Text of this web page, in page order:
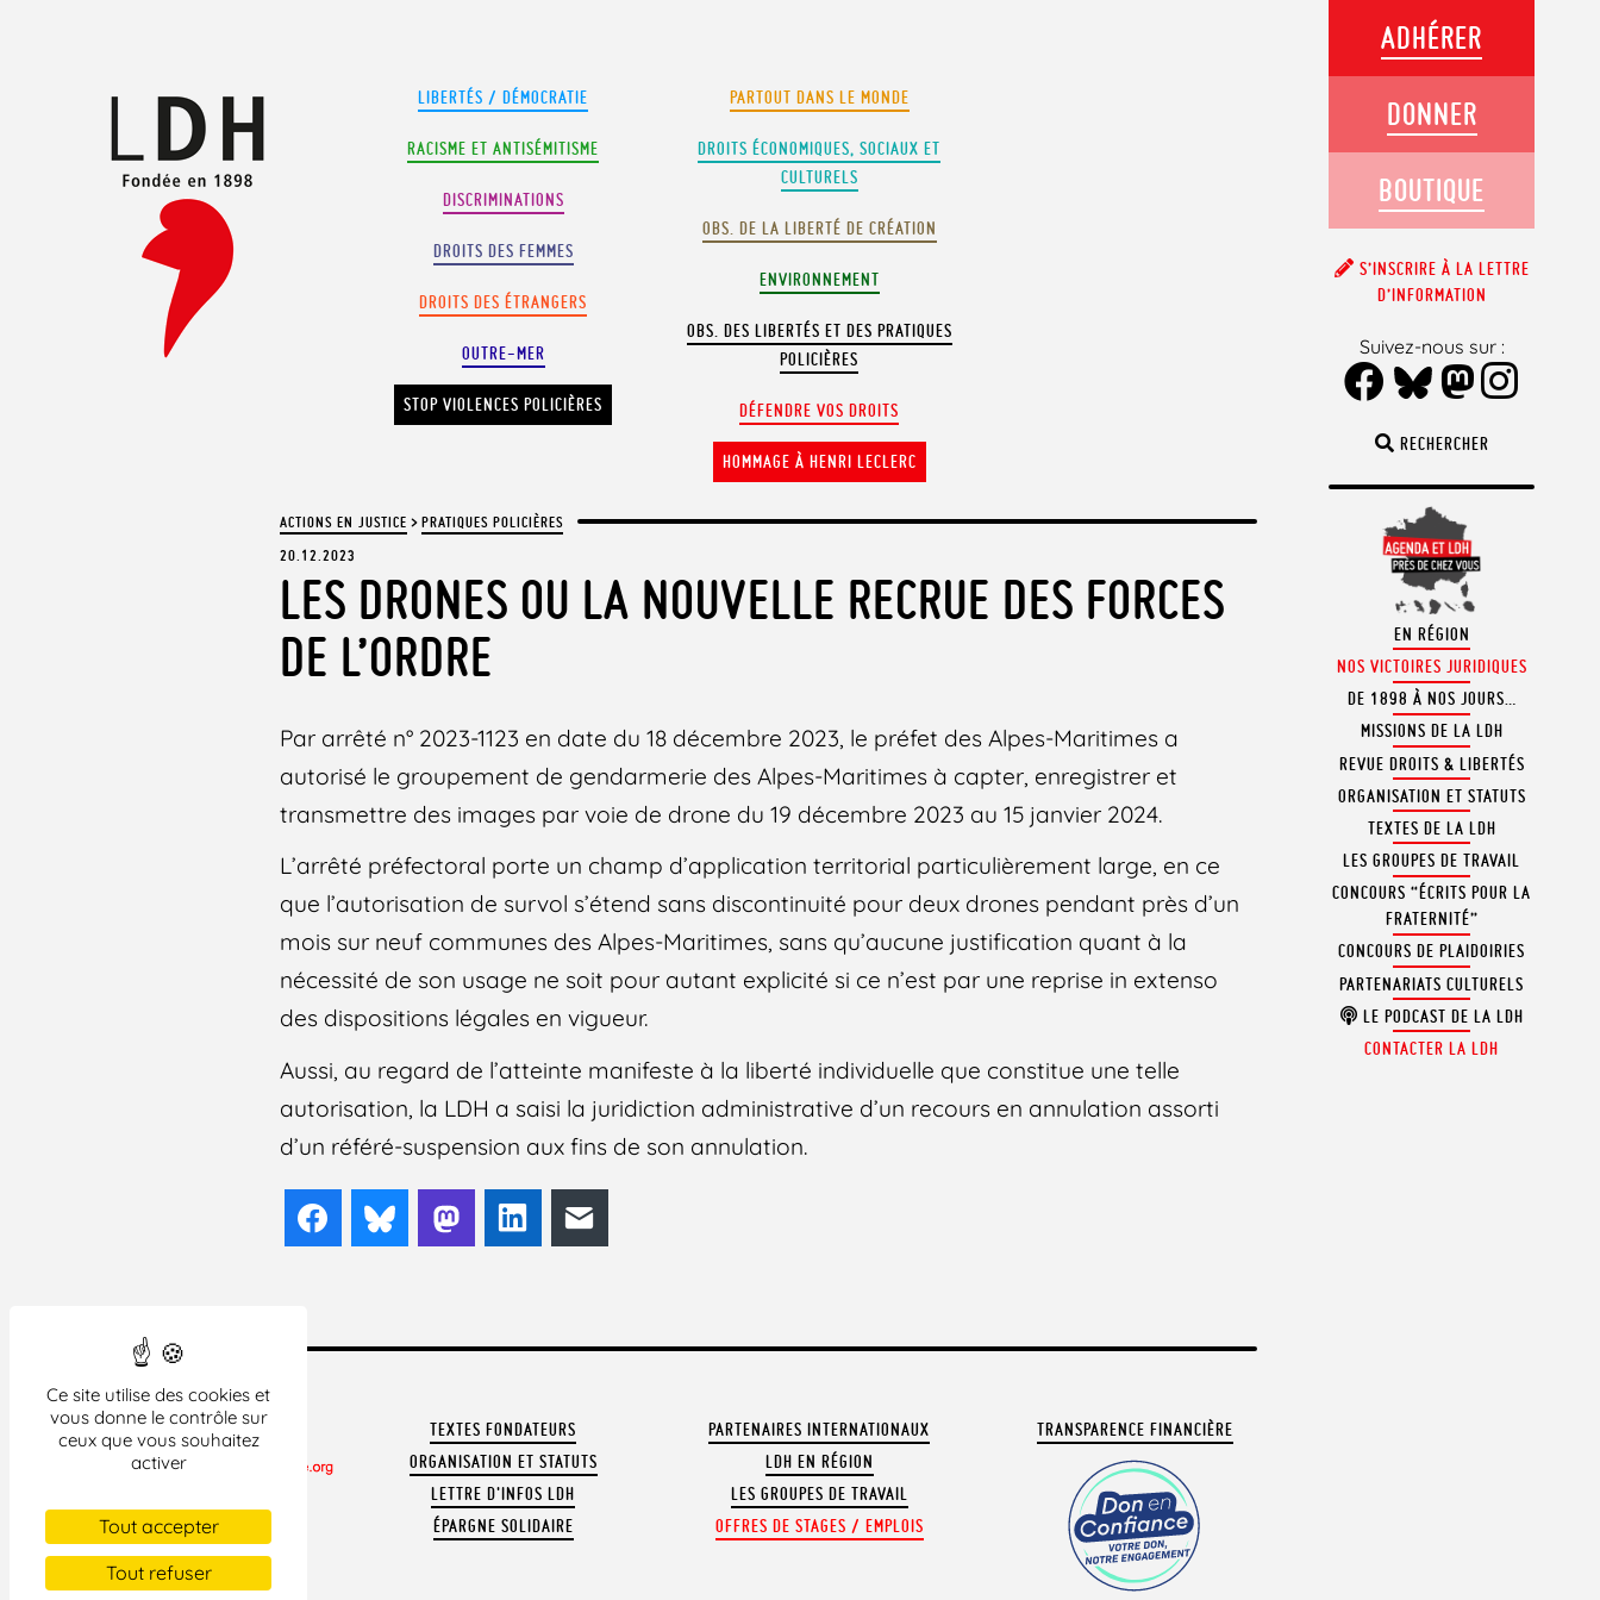
Ce site utilise des cookies et
vous donne le contrôle sur
ceux que vous souhaitez
activer
Tout accepter
Tout refuser
LIBERTÉS / DÉMOCRATIE
RACISME ET ANTISÉMITISME
DISCRIMINATIONS
DROITS DES FEMMES
DROITS DES ÉTRANGERS
OUTRE-MER
STOP VIOLENCES POLICIÈRES
PARTOUT DANS LE MONDE
DROITS ÉCONOMIQUES, SOCIAUX ET
CULTURELS
OBS. DE LA LIBERTÉ DE CRÉATION
ENVIRONNEMENT
OBS. DES LIBERTÉS ET DES PRATIQUES
POLICIÈRES
DÉFENDRE VOS DROITS
HOMMAGE À HENRI LECLERC
ACTIONS EN JUSTICE >PRATIQUES POLICIÈRES
20.12.2023
LES DRONES OU LA NOUVELLE RECRUE DES FORCES
DE L’ORDRE
Par arrêté n° 2023-1123 en date du 18 décembre 2023, le préfet des Alpes-Maritimes a
autorisé le groupement de gendarmerie des Alpes-Maritimes à capter, enregistrer et
transmettre des images par voie de drone du 19 décembre 2023 au 15 janvier 2024.
L’arrêté préfectoral porte un champ d’application territorial particulièrement large, en ce
que l’autorisation de survol s’étend sans discontinuité pour deux drones pendant près d’un
mois sur neuf communes des Alpes-Maritimes, sans qu’aucune justification quant à la
nécessité de son usage ne soit pour autant explicité si ce n’est par une reprise in extenso
des dispositions légales en vigueur.
Aussi, au regard de l’atteinte manifeste à la liberté individuelle que constitue une telle
autorisation, la LDH a saisi la juridiction administrative d’un recours en annulation assorti
d’un référé-suspension aux fins de son annulation.
FacebookBlueskyMastodonLinkedIn
REVUE DE PRESSE
ARCHIVES
TEXTES FONDATEURS
ORGANISATION ET STATUTS
LETTRE D'INFOS LDH
ÉPARGNE SOLIDAIRE
PARTENAIRES INTERNATIONAUX
LDH EN RÉGION
LES GROUPES DE TRAVAIL
OFFRES DE STAGES / EMPLOIS
TRANSPARENCE FINANCIÈRE
RECHERCHER
EN RÉGION
NOS VICTOIRES JURIDIQUES
DE 1898 À NOS JOURS…
MISSIONS DE LA LDH
REVUE DROITS & LIBERTÉS
ORGANISATION ET STATUTS
TEXTES DE LA LDH
LES GROUPES DE TRAVAIL
CONCOURS “ÉCRITS POUR LA
FRATERNITÉ”
CONCOURS DE PLAIDOIRIES
PARTENARIATS CULTURELS
LE PODCAST DE LA LDH
CONTACTER LA LDH
ADHÉRER
DONNER
BOUTIQUE
S’INSCRIRE À LA LETTRE
D’INFORMATION
Suivez-nous sur :